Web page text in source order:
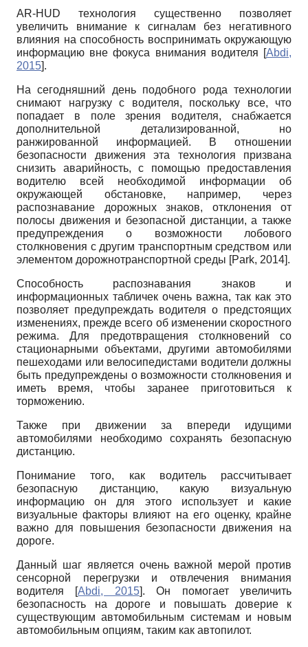
AR-HUD технология существенно позволяет
увеличить внимание к сигналам без негативного
влияния на способность воспринимать окружающую
информацию вне фокуса внимания водителя [Abdi,
2015].
На сегодняшний день подобного рода технологии
снимают нагрузку с водителя, поскольку все, что
попадает в поле зрения водителя, снабжается
дополнительной детализированной, но
ранжированной информацией. В отношении
безопасности движения эта технология призвана
снизить аварийность, с помощью предоставления
водителю всей необходимой информации об
окружающей обстановке, например, через
распознавание дорожных знаков, отклонения от
полосы движения и безопасной дистанции, а также
предупреждения о возможности лобового
столкновения с другим транспортным средством или
элементом дорожно­транспортной среды [Park, 2014].
Способность распознавания знаков и
информационных табличек очень важна, так как это
позволяет предупреждать водителя о предстоящих
изменениях, прежде всего об изменении скоростного
режима. Для предотвращения столкновений со
стационарными объектами, другими автомобилями
пешеходами или велосипедистами водители должны
быть предупреждены о возможности столкновения и
иметь время, чтобы заранее приготовиться к
торможению.
Также при движении за впереди идущими
автомобилями необходимо сохранять безопасную
дистанцию.
Понимание того, как водитель рассчитывает
безопасную дистанцию, какую визуальную
информацию он для этого использует и какие
визуальные факторы влияют на его оценку, крайне
важно для повышения безопасности движения на
дороге.
Данный шаг является очень важной мерой против
сенсорной перегрузки и отвлечения внимания
водителя [Abdi, 2015]. Он помогает увеличить
безопасность на дороге и повышать доверие к
существующим автомобильным системам и новым
автомобильным опциям, таким как автопилот.